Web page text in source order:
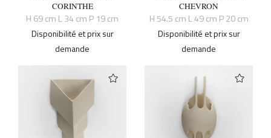
CORINTHE
H 69 cm L 34 cm P 19 cm
Disponibilité et prix sur
demande
CHEVRON
H 54.5 cm L 49 cm P 20 cm
Disponibilité et prix sur
demande